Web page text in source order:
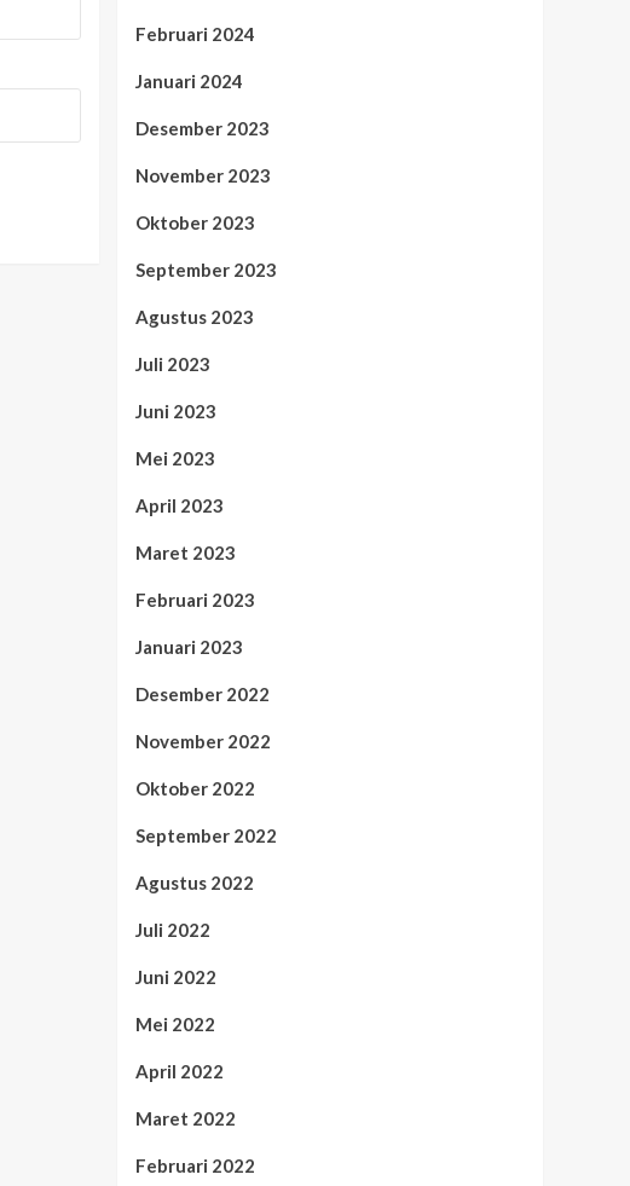
Februari 2024
Januari 2024
Desember 2023
November 2023
Oktober 2023
September 2023
Agustus 2023
Juli 2023
Juni 2023
Mei 2023
April 2023
Maret 2023
Februari 2023
Januari 2023
Desember 2022
November 2022
Oktober 2022
September 2022
Agustus 2022
Juli 2022
Juni 2022
Mei 2022
April 2022
Maret 2022
Februari 2022